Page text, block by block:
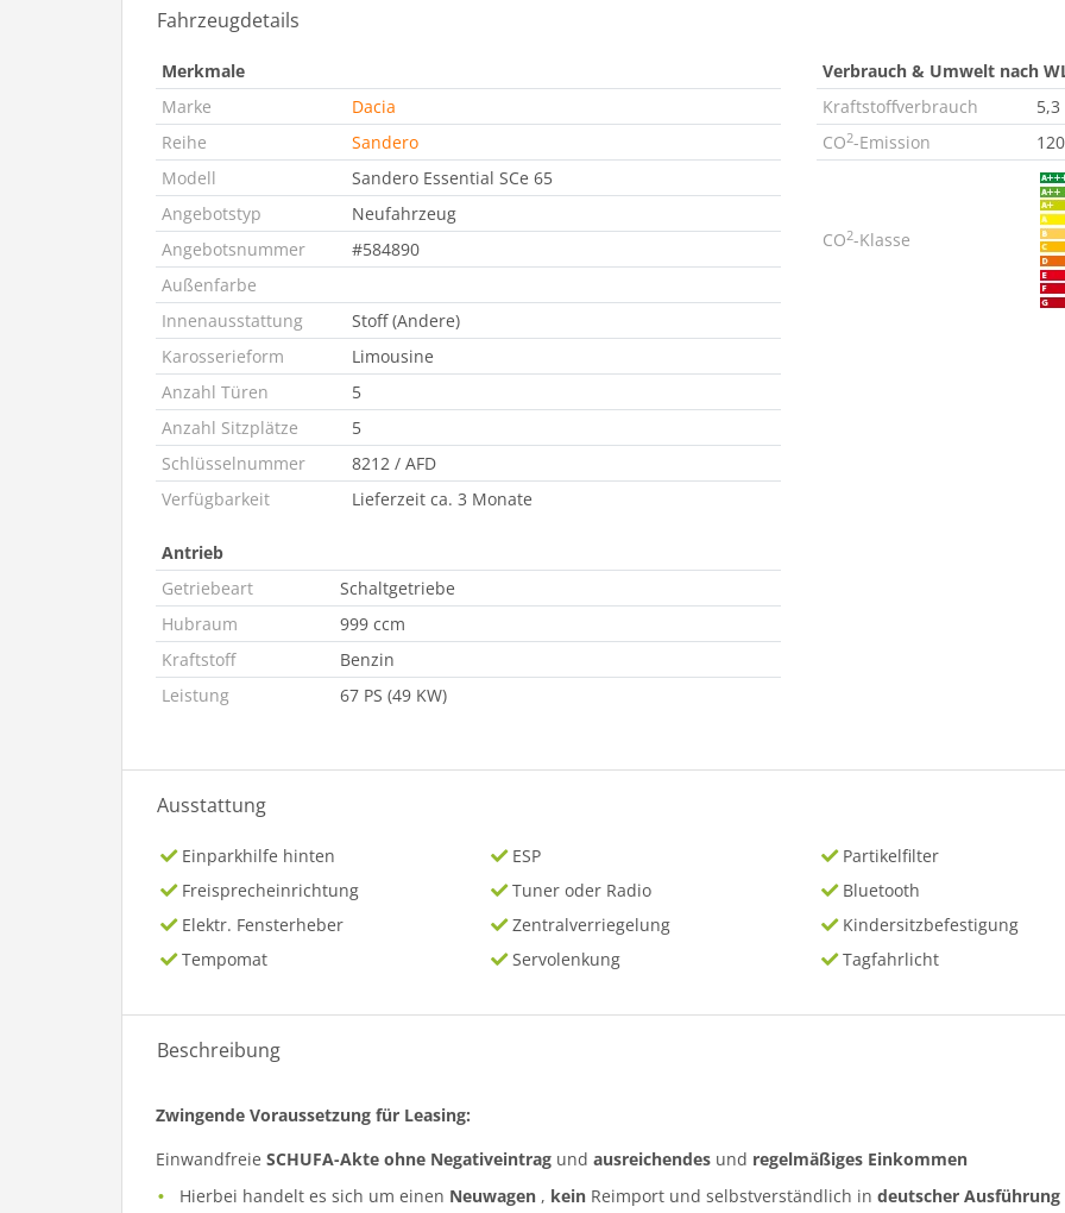
Fahrzeugdetails
Merkmale
Marke
Dacia
Reihe
Sandero
Modell
Sandero Essential SCe 65
Angebotstyp
Neufahrzeug
Angebotsnummer
#584890
Außenfarbe
Innenausstattung
Stoff (Andere)
Karosserieform
Limousine
Anzahl Türen
5
Anzahl Sitzplätze
5
Schlüsselnummer
8212 / AFD
Verfügbarkeit
Lieferzeit ca. 3 Monate
Antrieb
Getriebeart
Schaltgetriebe
Hubraum
999 ccm
Kraftstoff
Benzin
Leistung
67 PS (49 KW)
Verbrauch & Umwelt nach
Kraftstoffverbrauch
CO2-Emission
CO2-Klasse
Ausstattung
Einparkhilfe hinten
Freisprecheinrichtung
Elektr. Fensterheber
Tempomat
ESP
Tuner oder Radio
Zentralverriegelung
Servolenkung
Partikelfilter
Bluetooth
Kindersitzbefestigung
Tagfahrlicht
Beschreibung
Zwingende Voraussetzung für Leasing:
Einwandfreie SCHUFA-Akte ohne Negativeintrag und ausreichendes und regelmäßiges Einkommen
Hierbei handelt es sich um einen Neuwagen , kein Reimport und selbstverständlich indeutscher Ausführung